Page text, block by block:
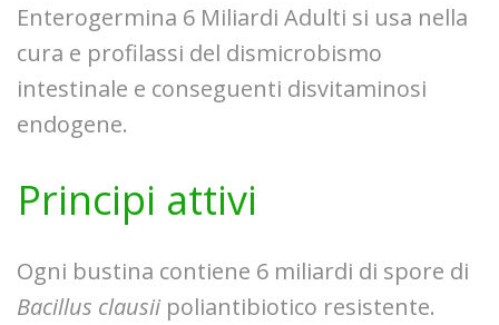
Enterogermina 6 Miliardi Adulti si usa nella
cura e profilassi del dismicrobismo
intestinale e conseguenti disvitaminosi
endogene.
Principi attivi
Ogni bustina contiene 6 miliardi di spore di
Bacillus clausii poliantibiotico resistente.